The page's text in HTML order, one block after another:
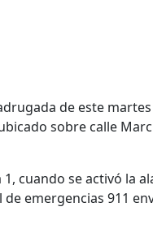
de este
sobre calle
cuando se activó la
emergencias 911